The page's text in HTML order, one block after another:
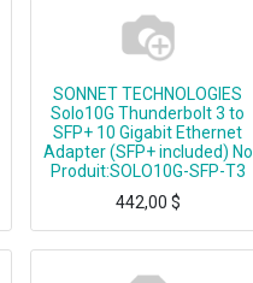
SONNET TECHNOLOGIES
Solo10G Thunderbolt 3 to
SFP+ 10 Gigabit Ethernet
Adapter (SFP+ included) No
Produit:SOLO10G-SFP-T3
442,00 $